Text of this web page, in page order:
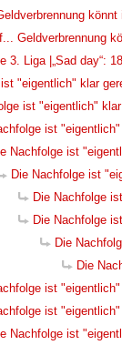
könnt
Geldverbrennung
3. Liga |„Sad day“:
"eigentlich" klar
ist "eigentlich" klar
ist "eigentlich"
Nachfolge ist
Die Nachfolge ist
Die Nachfolge
Die Nachfolge
Die
Die
ist "eigentlich"
ist "eigentlich"
Nachfolge ist